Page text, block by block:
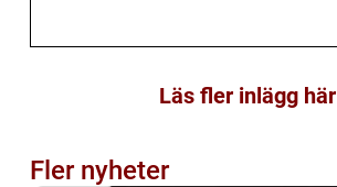
Läs fler inlägg här
Fler nyheter